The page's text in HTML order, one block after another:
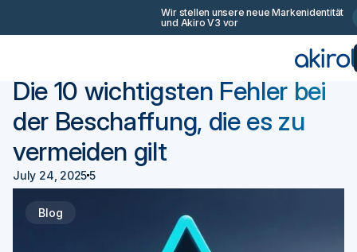
Wir stellen unsere neue Markenidentität
und Akiro V3 vor
Die 10 wichtigsten Fehler bei
der Beschaffung, die es zu
vermeiden gilt
July 24, 20255
Blog